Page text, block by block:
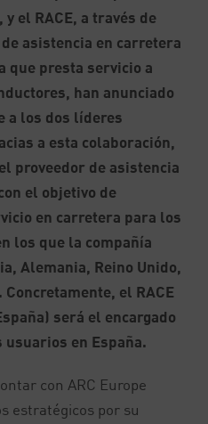
el RACE, a través de
asistencia en carretera
que presta servicio a
han anunciado
a los dos líderes
a esta colaboración,
proveedor de asistencia
el objetivo de
en carretera para los
los que la compañía
Alemania, Reino Unido,
el RACE
será el encargado
en España.
con ARC Europe
estratégicos por su